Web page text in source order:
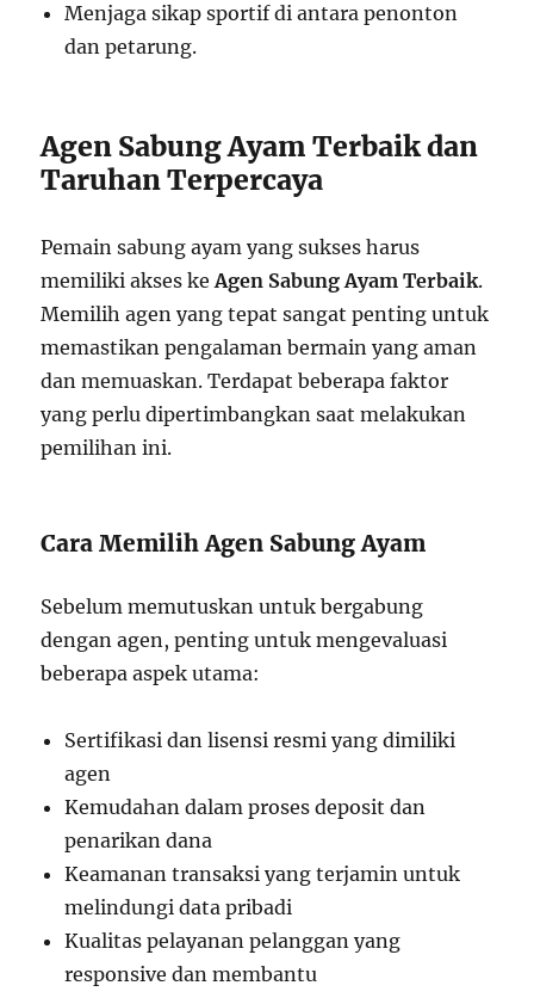
Menjaga sikap sportif di antara penonton
dan petarung.
Agen Sabung Ayam Terbaik dan
Taruhan Terpercaya
Pemain sabung ayam yang sukses harus
memiliki akses keAgen Sabung Ayam Terbaik.
Memilih agen yang tepat sangat penting untuk
memastikan pengalaman bermain yang aman
dan memuaskan. Terdapat beberapa faktor
yang perlu dipertimbangkan saat melakukan
pemilihan ini.
Cara Memilih Agen Sabung Ayam
Sebelum memutuskan untuk bergabung
dengan agen, penting untuk mengevaluasi
beberapa aspek utama:
Sertifikasi dan lisensi resmi yang dimiliki
agen
Kemudahan dalam proses deposit dan
penarikan dana
Keamanan transaksi yang terjamin untuk
melindungi data pribadi
Kualitas pelayanan pelanggan yang
responsive dan membantu